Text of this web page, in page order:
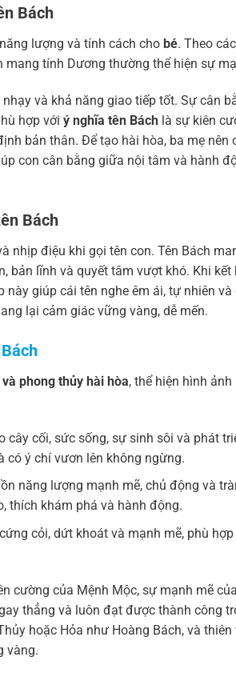
Bách
lượng và tính cách cho bé. Theo
mang tính Dương thường thể hiện sự
và khả năng giao tiếp tốt. Sự cân
hợp với ý nghĩa tên Bách là sự kiên
bản thân. Để tạo hài hòa, ba mẹ nên
con cân bằng giữa nội tâm và hành
Bách
nhịp điệu khi gọi tên con. Tên Bách
bản lĩnh và quyết tâm vượt khó. Khi kết
giúp cái tên nghe êm ái, tự nhiên
lại cảm giác vững vàng, dễ mến.
phong thủy hài hòa, thể hiện hình
cây cối, sức sống, sự sinh sôi và phát
có ý chí vươn lên không ngừng.
năng lượng mạnh mẽ, chủ động và
thích khám phá và hành động.
cỏi, dứt khoát và mạnh mẽ, phù
cường của Mệnh Mộc, sự mạnh mẽ
thẳng và luôn đạt được thành công
hoặc Hỏa như Hoàng Bách, và
vàng.